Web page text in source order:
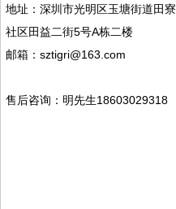
地址：深圳市光明区玉塘街道田寮
社区田益二街5号A栋二楼
邮箱：sztigri@163.com
售后咨询：明先生18603029318